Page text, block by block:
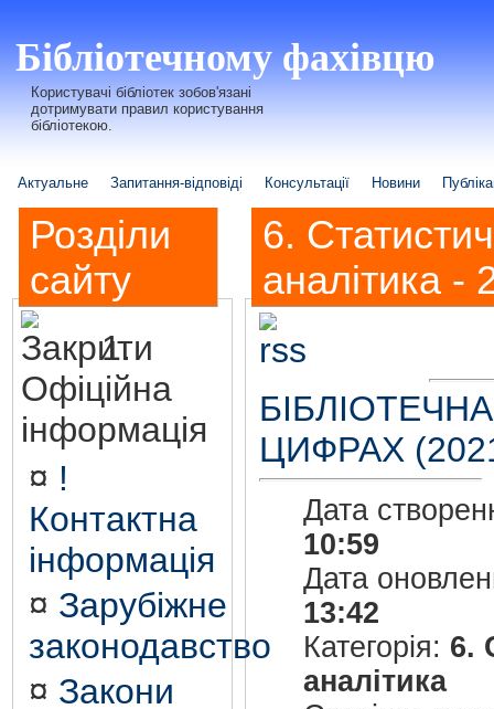
Бібліотечному фахівцю
Користувачі бібліотек зобов'язані
дотримувати правил користування
бібліотекою.
Актуальне Запитання-відповіді Консультації Новини
Розділи
сайту
1.
Офіційна
інформація
¤ !
Контактна
інформація
¤ Зарубіжне
законодавство
¤ Закони
6.
аналітика -
ЦИФРАХ
Дата
10:59
Дата
13:42
Категорія: 6.
аналітика